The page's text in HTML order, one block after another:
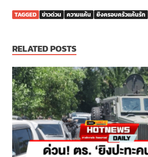
TAGGED ข่าวด่วน ความแค้น ยิงครอบครัวแค้นรัก
RELATED POSTS